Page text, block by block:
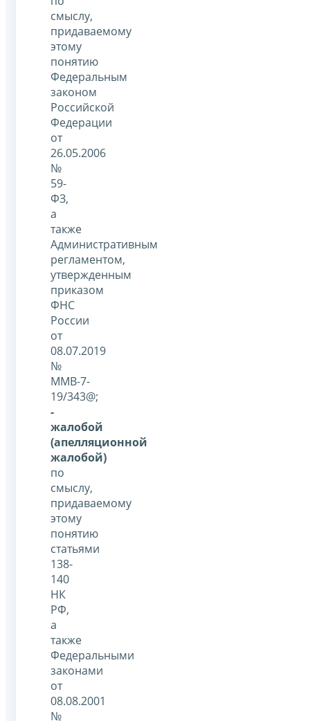
смыслу,
придаваемому
этому
понятию
Федеральным
законом
Российской
Федерации
от
26.05.2006
№
59-
ФЗ,
а
также
Административным
регламентом,
утвержденным
приказом
ФНС
России
от
08.07.2019
№
ММВ-7-
19/343@;
-
жалобой
(апелляционной
жалобой)
по
смыслу,
придаваемому
этому
понятию
статьями
138-
140
НК
РФ,
а
также
Федеральными
законами
от
08.08.2001
№